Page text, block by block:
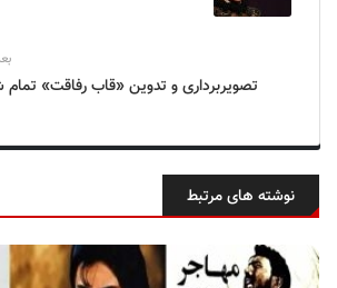
تصویربرداری و تدوین «قاب رفاقت»
نوشته های مرتبط